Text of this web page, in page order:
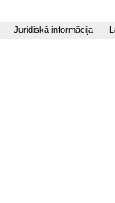
Juridiskā informācija